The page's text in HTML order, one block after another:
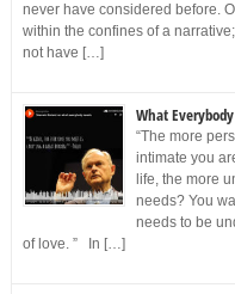
never have considered before.
within the confines of a
not have […]
What
“The more
intimate you
life, the more
needs? You
needs to be
of love. ” In […]